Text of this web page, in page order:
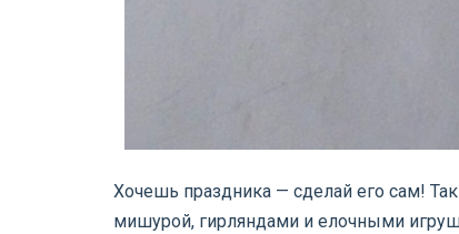
Хочешь праздника — сделай его сам!
мишурой, гирляндами и елочными